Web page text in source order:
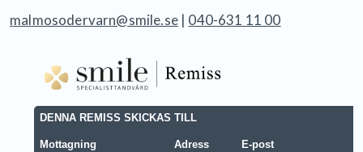
malmosodervarn@smile.se| 040-631 11 00